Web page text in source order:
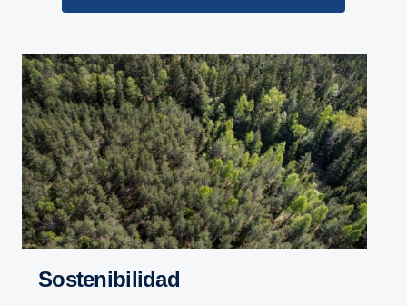
Soste­ni­bi­lidad